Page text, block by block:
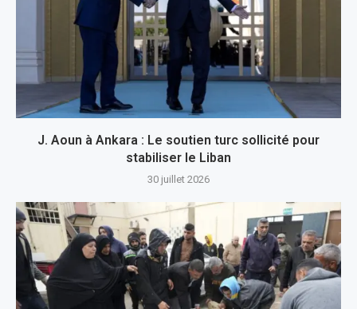
J. Aoun à Ankara : Le soutien turc sollicité pour
stabiliser le Liban
30 juillet 2026